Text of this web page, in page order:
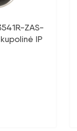
ZAS-
IP
€.